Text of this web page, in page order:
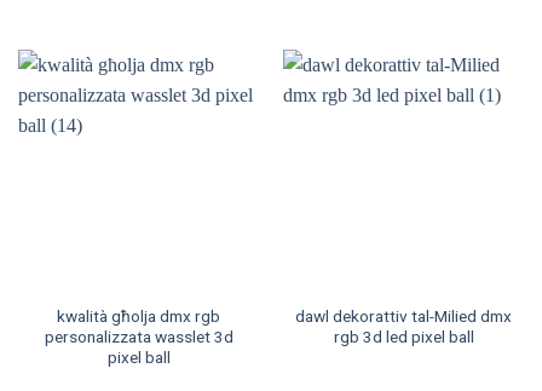
kwalità għolja dmx rgb
personalizzata wasslet 3d
pixel ball
dawl dekorattiv tal-Milied dmx
rgb 3d led pixel ball